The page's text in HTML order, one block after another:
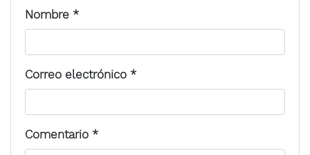
Nombre *
Correo electrónico *
Comentario *